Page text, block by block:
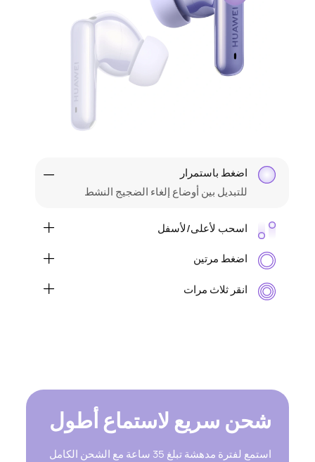
اضغط باستمرار
للتبديل بين أوضاع إلغاء الضجيج النشط
اسحب لأعلى/لأسفل
اضغط مرتين
إنهاء مكالمة
انقر ثلاث مرات
شحن سريع لاستماع أطول
استمع لفترة مدهشة تبلغ 35 ساعة مع الشحن الكامل